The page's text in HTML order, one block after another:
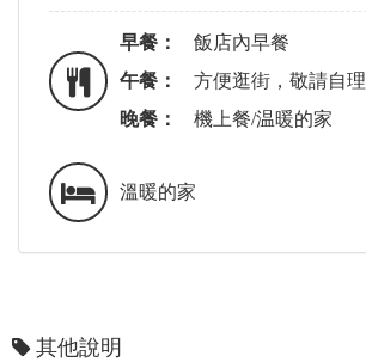
早餐：
飯店內早餐
午餐：
方便逛街，敬請自理
晚餐：
機上餐/温暖的家
溫暖的家
其他說明